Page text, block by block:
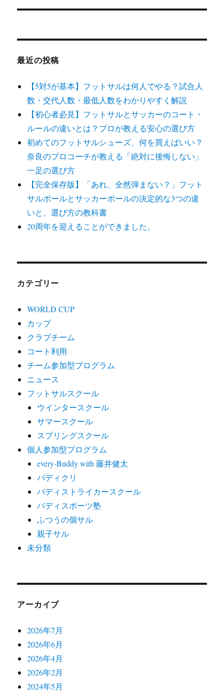
シ
ン
投
最近の投稿
【5対5が基本】フットサルは何人でやる？試合人
数・交代人数・最低人数をわかりやすく解説
【初心者必見】フットサルとサッカーのコート・
ルールの違いとは？プロが教える安心の選び方
初めてのフットサルシューズ、何を買えばいい？
奈良のプロコーチが教える「絶対に後悔しない」
一足の選び方
【完全保存版】「あれ、全然弾まない？」フット
サルボールとサッカーボールの決定的な3つの違
いと、選び方の教科書
20周年を迎えることができました。
カテゴリー
WORLD CUP
カップ
クラブチーム
コート利用
チーム参加型プログラム
ニュース
フットサルスクール
ウインタースクール
サマースクール
スプリングスクール
個人参加型プログラム
every-Buddy with 藤井健太
バディクリ
バディストライカースクール
バディスポーツ塾
ふつうの個サル
親子サル
未分類
アーカイブ
2026年7月
2026年6月
2026年4月
2026年2月
2024年5月